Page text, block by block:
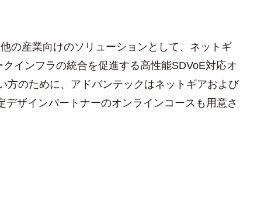
の産業向けのソリューションとして、ネットギ
インフラの統合を促進する高性能SDVoE対応オ
方のために、アドバンテックはネットギアおよび
ザインパートナーのオンラインコースも用意さ